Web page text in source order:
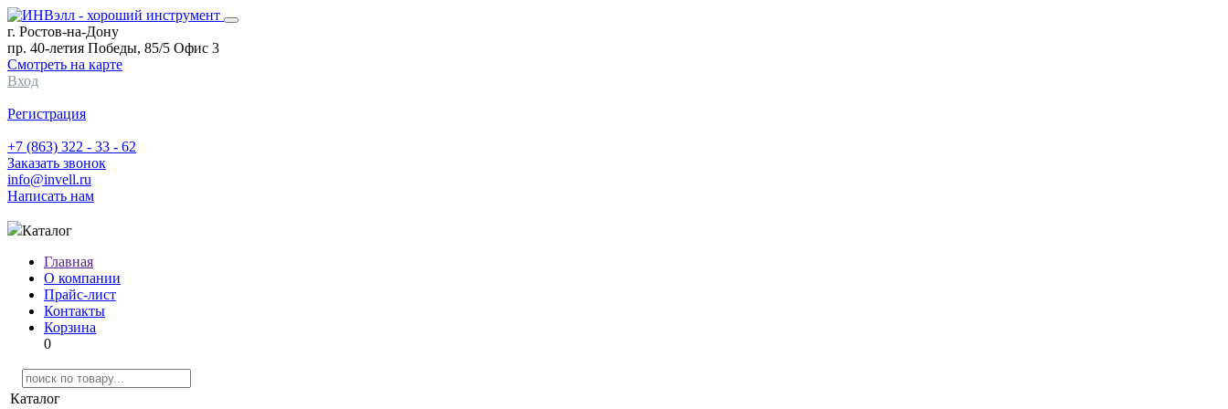
г. Ростов-на-Дону
пр. 40-летия Победы, 85/5 Офис 3
Смотреть на карте
Вход
Регистрация
+7 (863) 322 - 33 - 62
Заказать звонок
info@invell.ru
Написать нам
Каталог
Главная
О компании
Прайс-лист
Контакты
Корзина
0
Каталог